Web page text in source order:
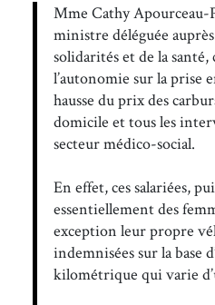
Mme Cathy
ministre déléguée
solidarités et de la santé,
l’autonomie sur la prise
hausse du prix des
domicile et tous les
secteur médico-social.
En effet, ces salariées,
essentiellement des
exception leur propre
indemnisées sur la base
kilométrique qui varie